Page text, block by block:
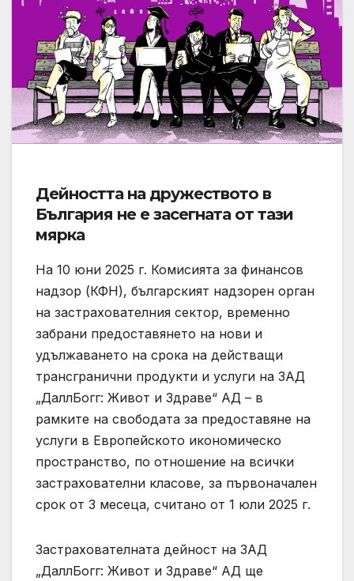
Дейността на дружеството в
България не е засегната от тази
мярка
На 10 юни 2025 г. Комисията за финансов
надзор (КФН), българският надзорен орган
на застрахователния сектор, временно
забрани предоставянето на нови и
удължаването на срока на действащи
трансгранични продукти и услуги на ЗАД
„ДаллБогг: Живот и Здраве“ АД – в
рамките на свободата за предоставяне на
услуги в Европейското икономическо
пространство, по отношение на всички
застрахователни класове, за първоначален
срок от 3 месеца, считано от 1 юли 2025 г.
Застрахователната дейност на ЗАД
„ДаллБогг: Живот и Здраве“ АД ще